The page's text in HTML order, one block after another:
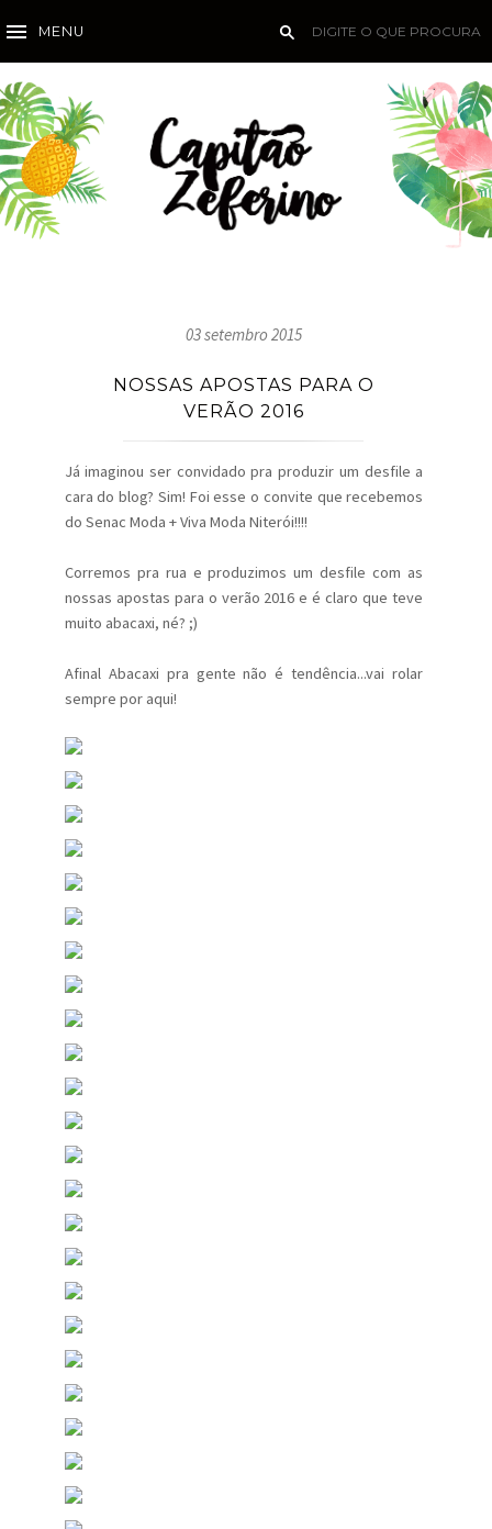
MENU
03 setembro 2015
NOSSAS APOSTAS PARA O
VERÃO 2016
Já imaginou ser convidado pra produzir um desfile a
cara do blog? Sim! Foi esse o convite que recebemos
do Senac Moda + Viva Moda Niterói!!!!
Corremos pra rua e produzimos um desfile com as
nossas apostas para o verão 2016 e é claro que teve
muito abacaxi, né? ;)
Afinal Abacaxi pra gente não é tendência...vai rolar
sempre por aqui!